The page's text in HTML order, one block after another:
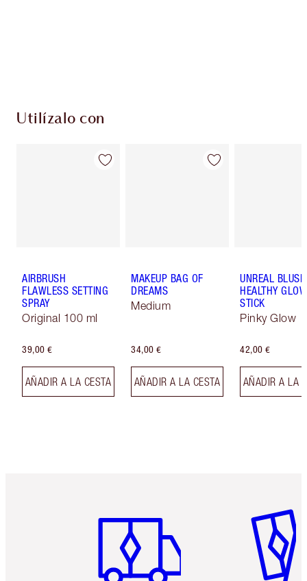
Utilízalo con
AIRBRUSH
FLAWLESS SETTING
SPRAY
Original 100 ml
39,00 €
AÑADIR A LA CESTA
MAKEUP BAG OF
DREAMS
Medium
34,00 €
AÑADIR A LA CESTA
UNREAL BLUSH
HEALTHY GLOW
STICK
Pinky Glow
42,00 €
AÑADIR A LA